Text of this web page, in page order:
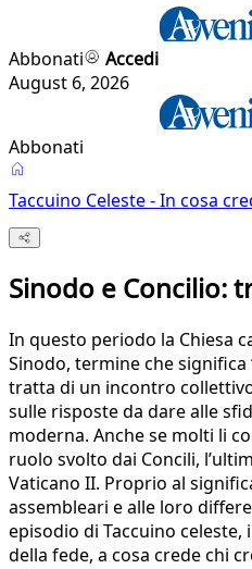
Abbonati
Accedi
August 6, 2026
Abbonati
Taccuino Celeste - In cosa
Sinodo e Concilio:
In questo periodo la Chiesa
Sinodo, termine che significa
tratta di un incontro
sulle risposte da dare alle
moderna. Anche se molti li
ruolo svolto dai Concili,
Vaticano II. Proprio al
assembleari e alle loro
episodio di Taccuino
della fede, a cosa crede chi